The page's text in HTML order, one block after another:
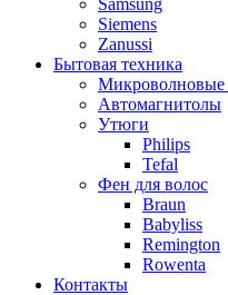
Samsung
Siemens
Zanussi
Бытовая техника
Микроволновые
Автомагнитолы
Утюги
Philips
Tefal
Фен для волос
Braun
Babyliss
Remington
Rowenta
Контакты